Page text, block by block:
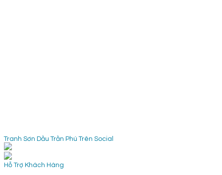
Tranh Sơn Dầu Trần Phú Trên Social
Hỗ Trợ Khách Hàng